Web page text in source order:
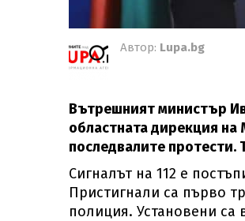
Автор: Lupa.bg
Вътрешният министър
областната дирекция на
последвалите
Сигналът на 112 е
Пристигнали са първо
полиция. Установени са